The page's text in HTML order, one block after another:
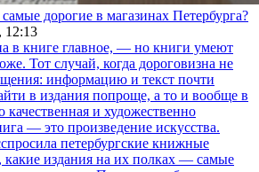
дорогие в магазинах Петербурга?
12:13
в книге главное, — но книги умеют
Тот случай, когда дороговизна не
информацию и текст почти
в издания попроще, а то и вообще в
и художественно
— это произведение искусства.
петербургские книжные
какие издания на их полках — самые